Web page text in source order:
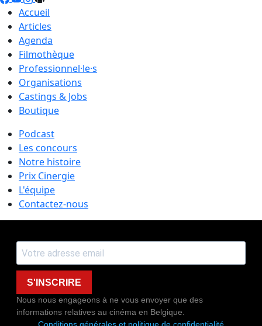
Accueil
Articles
Agenda
Filmothèque
Professionnel·le·s
Organisations
Castings & Jobs
Boutique
Podcast
Les concours
Notre histoire
Prix Cinergie
L'équipe
Contactez-nous
S'INSCRIRE
Nous nous engageons à ne vous envoyer que des
informations relatives au cinéma en Belgique.